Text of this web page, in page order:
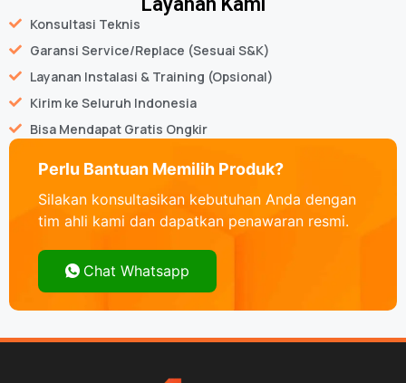
Konsultasi Teknis
Garansi Service/Replace (Sesuai S&K)
Layanan Instalasi & Training (Opsional)
Kirim ke Seluruh Indonesia
Bisa Mendapat Gratis Ongkir
Perlu Bantuan Memilih Produk?
Silakan konsultasikan kebutuhan Anda dengan
tim ahli kami dan dapatkan penawaran resmi.
Chat Whatsapp